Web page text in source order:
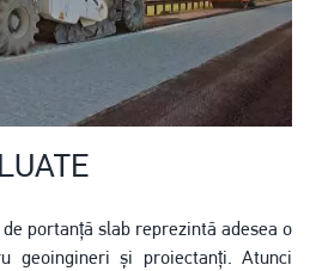
portanță slab reprezintă adesea o
geoingineri și proiectanți. Atunci